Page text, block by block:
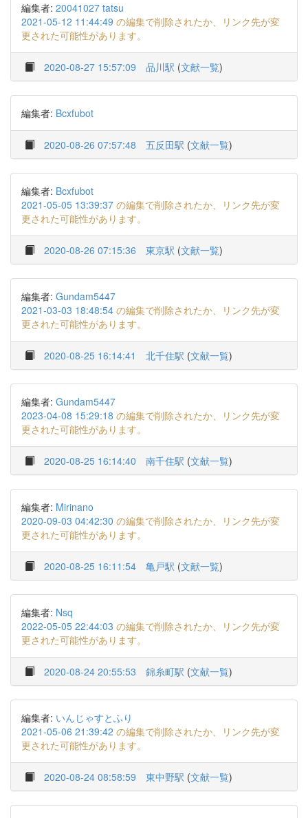
編集者: 20041027 tatsu
2021-05-12 11:44:49 の編集で削除されたか、リンク先が変
更された可能性があります。
2020-08-27 15:57:09 品川駅 (文献一覧)
編集者: Bcxfubot
2020-08-26 07:57:48 五反田駅 (文献一覧)
編集者: Bcxfubot
2021-05-05 13:39:37 の編集で削除されたか、リンク先が変
更された可能性があります。
2020-08-26 07:15:36 東京駅 (文献一覧)
編集者: Gundam5447
2021-03-03 18:48:54 の編集で削除されたか、リンク先が変
更された可能性があります。
2020-08-25 16:14:41 北千住駅 (文献一覧)
編集者: Gundam5447
2023-04-08 15:29:18 の編集で削除されたか、リンク先が変
更された可能性があります。
2020-08-25 16:14:40 南千住駅 (文献一覧)
編集者: Mirinano
2020-09-03 04:42:30 の編集で削除されたか、リンク先が変
更された可能性があります。
2020-08-25 16:11:54 亀戸駅 (文献一覧)
編集者: Nsq
2022-05-05 22:44:03 の編集で削除されたか、リンク先が変
更された可能性があります。
2020-08-24 20:55:53 錦糸町駅 (文献一覧)
編集者: いんじゃすとふり
2021-05-06 21:39:42 の編集で削除されたか、リンク先が変
更された可能性があります。
2020-08-24 08:58:59 東中野駅 (文献一覧)